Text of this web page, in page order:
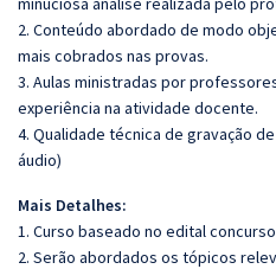
2. Conteúdo abordado de modo
mais cobrados nas provas.
3. Aulas ministradas por
experiência na atividade docente.
4. Qualidade técnica de gravação
áudio)
Mais Detalhes:
1. Curso baseado no edital concurso
2. Serão abordados os tópicos